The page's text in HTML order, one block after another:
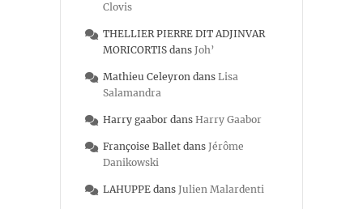
Clovis
THELLIER PIERRE DIT ADJINVAR
MORICORTIS dans Joh’
Mathieu Celeyron dans Lisa
Salamandra
Harry gaabor dans Harry Gaabor
Françoise Ballet dans Jérôme
Danikowski
LAHUPPE dans Julien Malardenti